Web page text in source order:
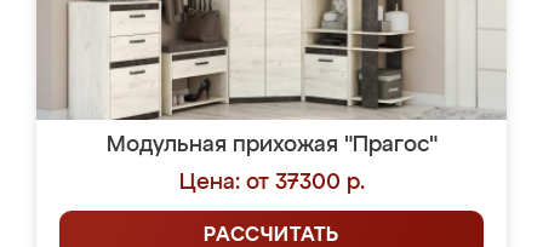
Модульная прихожая "Прагос"
Цена: от 37300 р.
РАССЧИТАТЬ